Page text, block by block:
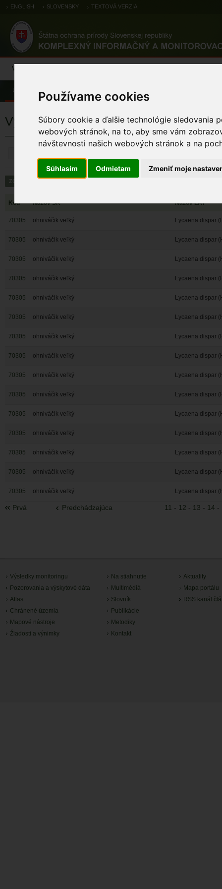
Používame cookies
Súbory cookie a ďalšie technológie sledovania
webových stránok, na to, aby sme vám
návštevnosti našich webových stránok a na
Súhlasím Odmietam Zmeniť moje
ENGLISH SLOVENSKY TEXTOVÁ VERZIA
Výsledky monitoringu
Úvod
Výsledky monitoringu
Kód Názov SK Názov LAT
70305 ohniváčik veľký Lycaena dispar
70305 ohniváčik veľký Lycaena dispar
70305 ohniváčik veľký Lycaena dispar
70305 ohniváčik veľký Lycaena dispar
70305 ohniváčik veľký Lycaena dispar
70305 ohniváčik veľký Lycaena dispar
70305 ohniváčik veľký Lycaena dispar
70305 ohniváčik veľký Lycaena dispar
70305 ohniváčik veľký Lycaena dispar
70305 ohniváčik veľký Lycaena dispar
70305 ohniváčik veľký Lycaena dispar
70305 ohniváčik veľký Lycaena dispar
70305 ohniváčik veľký Lycaena dispar
70305 ohniváčik veľký Lycaena dispar
70305 ohniváčik veľký Lycaena dispar
Prvá Predchádzajúca 11 - 12 - 13 - 14 -
Výsledky monitoringu
Pozorovania a výskytové dáta
Atlas
Chránené územia
Mapové nástroje
Žiadosti a výnimky
Na stiahnutie
Multimédiá
Slovník
Publikácie
Metodiky
Kontakt
Aktuality
Mapa portálu
RSS kanál